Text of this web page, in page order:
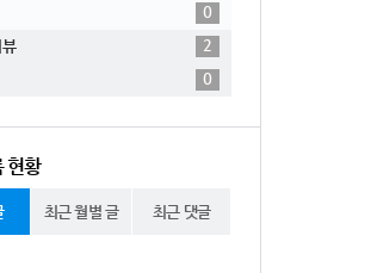
0
2
0
현황
최근 월별 글 최근 댓글